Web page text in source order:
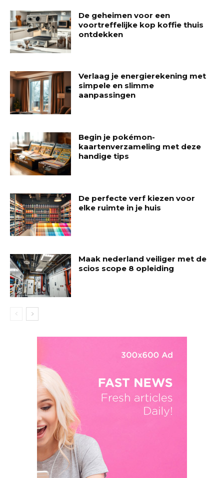
De geheimen voor een
voortreffelijke kop koffie thuis
ontdekken
Verlaag je energierekening met
simpele en slimme
aanpassingen
Begin je pokémon-
kaartenverzameling met deze
handige tips
De perfecte verf kiezen voor
elke ruimte in je huis
Maak nederland veiliger met de
scios scope 8 opleiding